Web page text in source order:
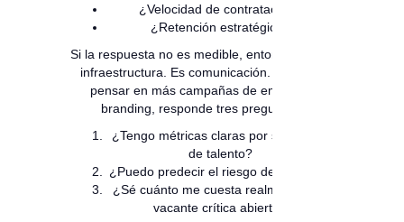
¿Velocidad de contratación?
¿Retención estratégica?
Si la respuesta no es medible, entonces no es
infraestructura. Es comunicación. Antes de
pensar en más campañas de employer
branding, responde tres preguntas:
¿Tengo métricas claras por segmento
de talento?
¿Puedo predecir el riesgo de rotación?
¿Sé cuánto me cuesta realmente una
vacante crítica abierta?